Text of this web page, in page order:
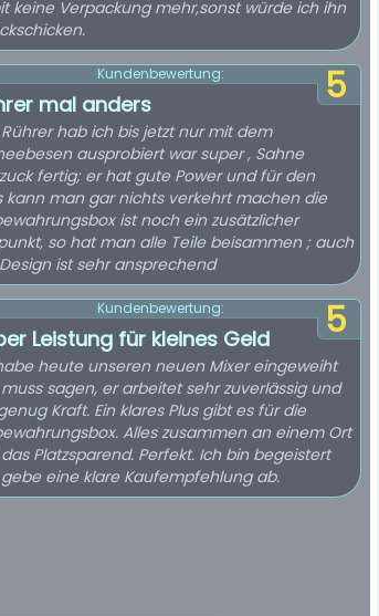
keine Verpackung mehr,sonst würde ich ihn
5
Kundenbewertung:
mal anders
hab ich bis jetzt nur mit dem
ausprobiert war super , Sahne
fertig; er hat gute Power und für den
kann man gar nichts verkehrt machen die
ist noch ein zusätzlicher
so hat man alle Teile beisammen ; auch
ist sehr ansprechend
5
Kundenbewertung:
Leistung für kleines Geld
heute unseren neuen Mixer eingeweiht
sagen, er arbeitet sehr zuverlässig und
Kraft. Ein klares Plus gibt es für die
Alles zusammen an einem Ort
Platzsparend. Perfekt. Ich bin begeistert
eine klare Kaufempfehlung ab.